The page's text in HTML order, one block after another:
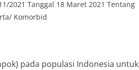
2021 Tanggal 18 Maret 2021 Tentang
Komorbid
pada populasi Indonesia untuk